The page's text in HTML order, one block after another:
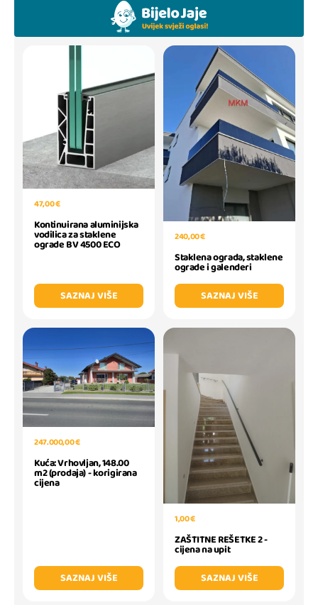
47,00 €
Kontinuirana aluminijska
vodilica za staklene
ograde BV 4500 ECO
SAZNAJ VIŠE
240,00 €
Staklena ograda, staklene
ograde i galenderi
SAZNAJ VIŠE
247.000,00 €
Kuća: Vrhovljan, 148.00
m2 (prodaja) - korigirana
cijena
SAZNAJ VIŠE
1,00 €
ZAŠTITNE REŠETKE 2 -
cijena na upit
SAZNAJ VIŠE